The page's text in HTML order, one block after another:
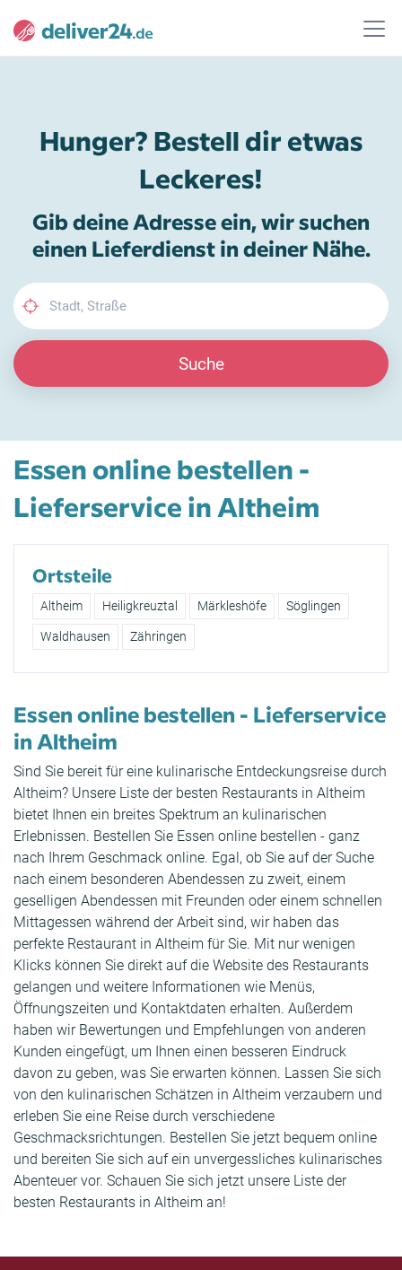
Hunger? Bestell dir etwas
Leckeres!
Gib deine Adresse ein, wir suchen
einen Lieferdienst in deiner Nähe.
Suche
Essen online bestellen -
Lieferservice in Altheim
Ortsteile
Altheim Heiligkreuztal Märkleshöfe Söglingen
Waldhausen Zähringen
Essen online bestellen - Lieferservice
in Altheim
Sind Sie bereit für eine kulinarische Entdeckungsreise durch
Altheim? Unsere Liste der besten Restaurants in Altheim
bietet Ihnen ein breites Spektrum an kulinarischen
Erlebnissen. Bestellen Sie Essen online bestellen - ganz
nach Ihrem Geschmack online. Egal, ob Sie auf der Suche
nach einem besonderen Abendessen zu zweit, einem
geselligen Abendessen mit Freunden oder einem schnellen
Mittagessen während der Arbeit sind, wir haben das
perfekte Restaurant in Altheim für Sie. Mit nur wenigen
Klicks können Sie direkt auf die Website des Restaurants
gelangen und weitere Informationen wie Menüs,
Öffnungszeiten und Kontaktdaten erhalten. Außerdem
haben wir Bewertungen und Empfehlungen von anderen
Kunden eingefügt, um Ihnen einen besseren Eindruck
davon zu geben, was Sie erwarten können. Lassen Sie sich
von den kulinarischen Schätzen in Altheim verzaubern und
erleben Sie eine Reise durch verschiedene
Geschmacksrichtungen. Bestellen Sie jetzt bequem online
und bereiten Sie sich auf ein unvergessliches kulinarisches
Abenteuer vor. Schauen Sie sich jetzt unsere Liste der
besten Restaurants in Altheim an!